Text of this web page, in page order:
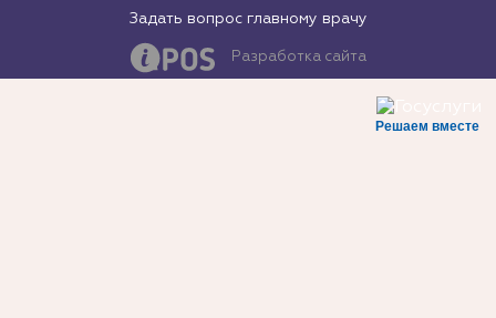
Задать вопрос главному врачу
Разработка сайта
Решаем вместе